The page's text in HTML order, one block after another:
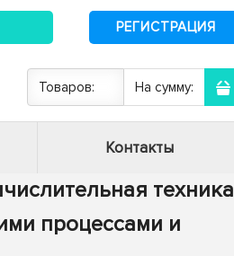
РЕГИСТРАЦИЯ
Товаров: На сумму:
Контакты
техника
процессами и